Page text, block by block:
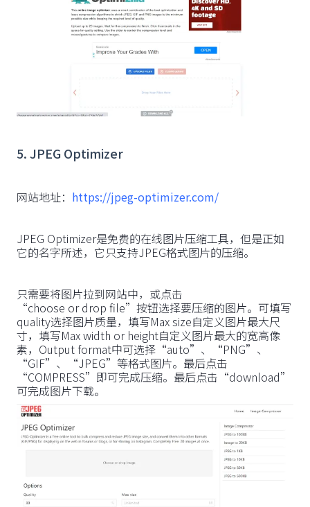
5. JPEG Optimizer
网站地址： https://jpeg-optimizer.com/
JPEG Optimizer是免费的在线图片压缩工具，但是正如
它的名字所述，它只支持JPEG格式图片的压缩。
只需要将图片拉到网站中，或点击
“choose or drop file”按钮选择要压缩的图片。可填写
quality选择图片质量，填写Max size自定义图片最大尺
寸，填写Max width or height自定义图片最大的宽高像
素，Output format中可选择“auto”、“PNG”、
“GIF”、“JPEG”等格式图片。最后点击
“COMPRESS”即可完成压缩。最后点击“download”
可完成图片下载。